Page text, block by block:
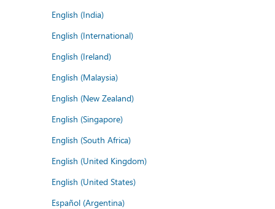
English (India)
English (International)
English (Ireland)
English (Malaysia)
English (New Zealand)
English (Singapore)
English (South Africa)
English (United Kingdom)
English (United States)
Español (Argentina)